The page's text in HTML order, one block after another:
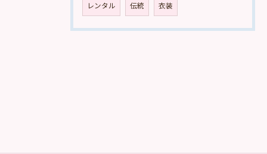
レンタル 伝統 衣装